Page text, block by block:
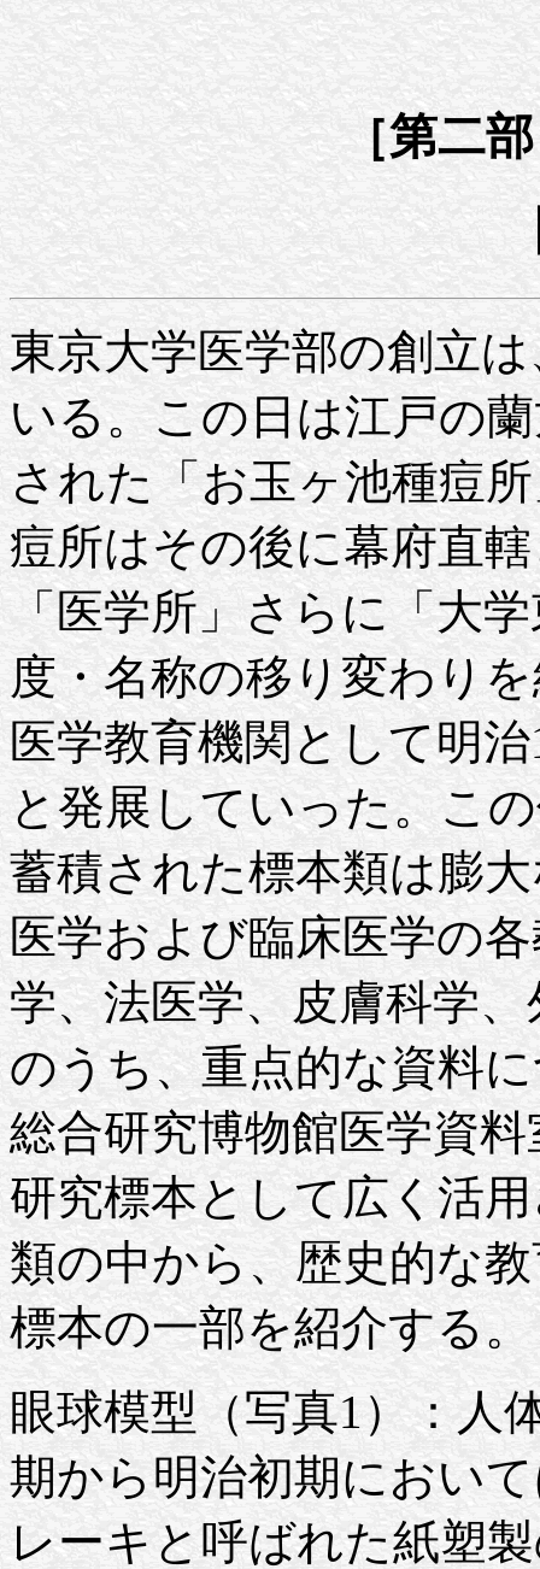
［第二
東京大学医学部の創立
いる。この日は江戸の
された「お玉ヶ池種痘
痘所はその後に幕府直
「医学所」さらに「大
度・名称の移り変わり
医学教育機関として明
と発展していった。こ
蓄積された標本類は膨
医学および臨床医学の
学、法医学、皮膚科学
のうち、重点的な資料
総合研究博物館医学資
研究標本として広く活
類の中から、歴史的な
標本の一部を紹介する。
眼球模型（写真1）：人
期から明治初期におい
レーキと呼ばれた紙塑